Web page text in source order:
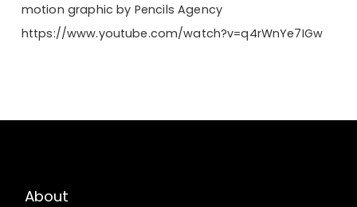
motion graphic by Pencils Agency
https://www.youtube.com/watch?v=q4rWnYe7IGw
About